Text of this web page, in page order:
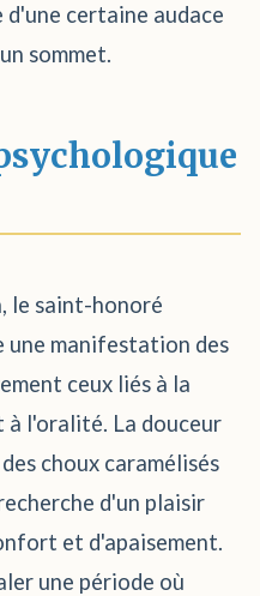
certaine audace
sommet.
le saint-honoré
une manifestation des
ceux liés à la
l'oralité. La douceur
choux caramélisés
d'un plaisir
et d'apaisement.
une période où